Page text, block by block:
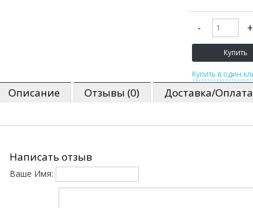
Описание Отзывы (0) Доставка/Оплата
Написать отзыв
Ваше Имя: